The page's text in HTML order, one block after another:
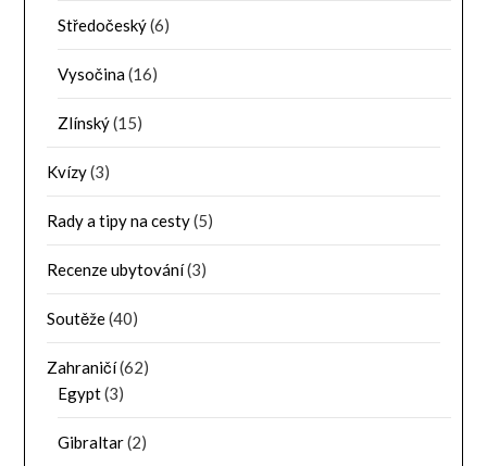
Středočeský(6)
Vysočina(16)
Zlínský(15)
Kvízy(3)
Rady a tipy na cesty(5)
Recenze ubytování(3)
Soutěže(40)
Zahraničí(62)
Egypt(3)
Gibraltar(2)